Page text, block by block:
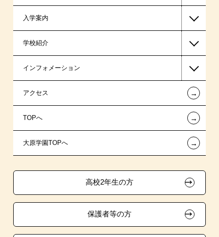
税理士系
ビジネス系
医療事務系
保育士・幼稚園教諭系
介護福祉系
東京経営大学 学士取得コース
高等教育の修学支援新制度
日本学生支援機構の奨学金
国の教育ローン
提携教育ローン
新聞奨学生
保育士修学資金貸付制度
試験による特待生制度
資格・クラブ活動による特待生制度
入学案内
一般入学
AO入学
指定校推薦入学
指定校自己推薦入学
特別推薦入学
生徒会活動推薦入学
学校紹介
在校生からあなたへ
夢を叶えた先輩たち
施設・研修所
学生寮・マンションのご案内
大原学園グループ案内
インフォメーション
お知らせ・新着情報
在校生へのお知らせ
各種証明書の発行ご希望の方
採用ご担当の方
アクセス ←
TOPへ ←
大原学園TOPへ ←
高校2年生の方
保護者等の方